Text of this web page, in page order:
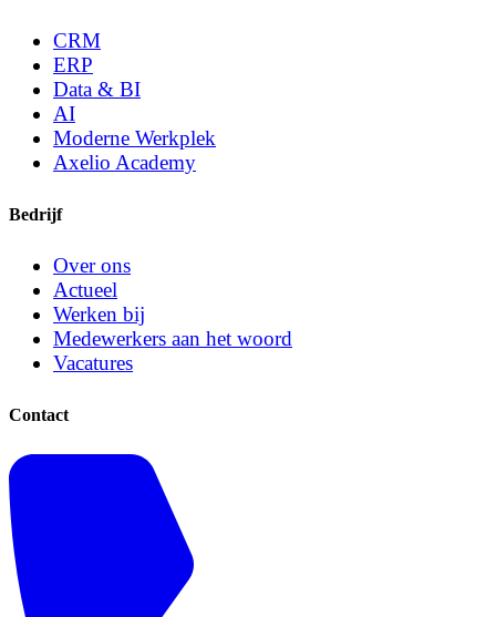
CRM
ERP
Data & BI
AI
Moderne Werkplek
Axelio Academy
Bedrijf
Over ons
Actueel
Werken bij
Medewerkers aan het woord
Vacatures
Contact